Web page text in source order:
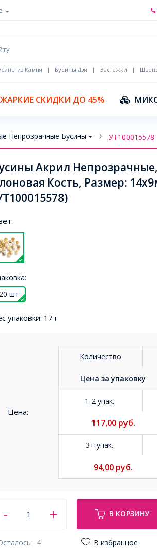
из Камня | Бусины Дзи | Застежки |
ЖАРКИЕ СКИДКИ ДО 45%
Непрозрачные Бусины УТ100015578
Акрил
Кость, Размер:
20 шт
упаковки: 17 г
Цена:
Количество
Цена заупаковку
1-2 упак.:
117,00 руб.
3+ упак.:
94,00 руб.
В КОРЗИНУ
4 В избранное